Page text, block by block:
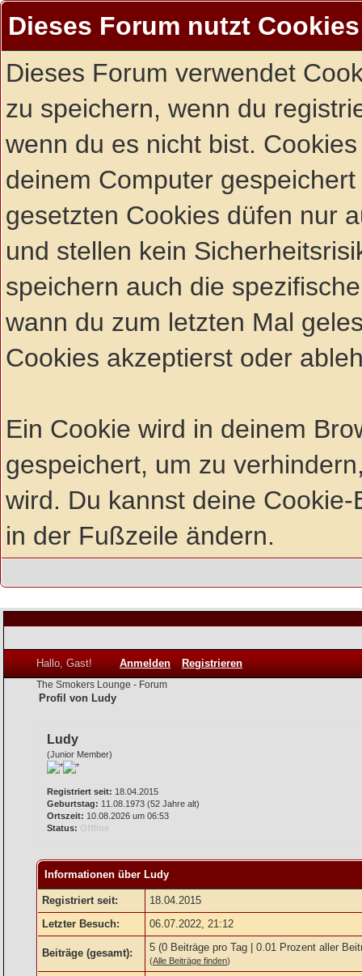
Dieses Forum nutzt Cookies
Dieses Forum verwendet
zu speichern, wenn du
wenn du es nicht bist.
deinem Computer
gesetzten Cookies düfen nur
und stellen kein
speichern auch die
wann du zum letzten Mal
Cookies akzeptierst oder
Ein Cookie wird in deinem
gespeichert, um zu
wird. Du kannst deine
in der Fußzeile ändern.
Hallo, Gast! Anmelden Registrieren
The Smokers Lounge - Forum
Profil von Ludy
Ludy
(Junior Member)
Registriert seit: 18.04.2015
Geburtstag: 11.08.1973 (52 Jahre alt)
Ortszeit: 10.08.2026 um 06:53
Status: Offline
Informationen über Ludy
Registriert seit:
18.04.2015
Letzter Besuch:
06.07.2022, 21:12
Beiträge (gesamt): 5 (0 Beiträge pro Tag | 0.01 Prozent aller
(Alle Beiträge finden)